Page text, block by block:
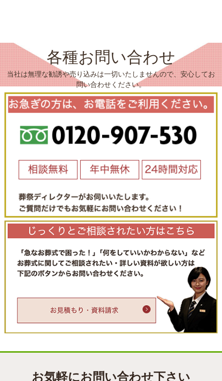
各種お問い合わせ
当社は無理な勧誘や売り込みは一切いたしませんので、安心してお
問い合わせください。
お気軽にお問い合わせ下さい